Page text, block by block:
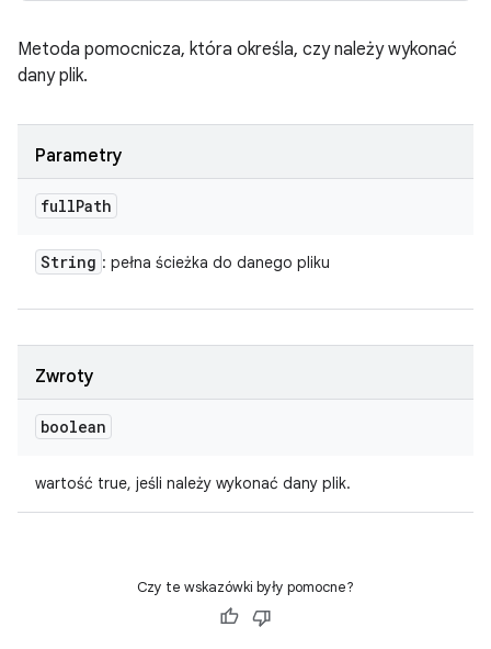
Metoda pomocnicza, która określa, czy należy wykonać
dany plik.
Parametry
fullPath
String : pełna ścieżka do danego pliku
Zwroty
boolean
wartość true, jeśli należy wykonać dany plik.
Czy te wskazówki były pomocne?